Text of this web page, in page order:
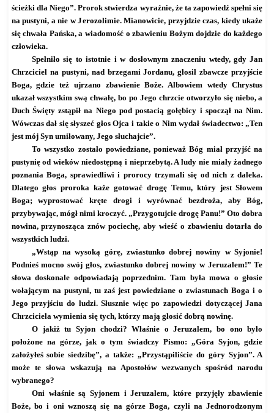
ścieżki dla Niego”. Prorok stwierdza wyraźnie, że ta zapowiedź spełni się
na pustyni, a nie w Jerozolimie. Mianowicie, przyjdzie czas, kiedy ukaże
się chwała Pańska, a wiadomość o zbawieniu Bożym dojdzie do każdego
człowieka.
Spełniło się to istotnie i w dosłownym znaczeniu wtedy, gdy Jan
Chrzciciel na pustyni, nad brzegami Jordanu, głosił zbawcze przyjście
Boga, gdzie też ujrzano zbawienie Boże. Albowiem wtedy Chrystus
ukazał wszystkim swą chwałę, bo po Jego chrzcie otworzyło się niebo, a
Duch Święty zstąpił na Niego pod postacią gołębicy i spoczął na Nim.
Wówczas dał się słyszeć głos Ojca i takie o Nim wydał świadectwo: „Ten
jest mój Syn umiłowany, Jego słuchajcie”.
To wszystko zostało powiedziane, ponieważ Bóg miał przyjść na
pustynię od wieków niedostępną i nieprzebytą. A ludy nie miały żadnego
poznania Boga, sprawiedliwi i prorocy trzymali się od nich z daleka.
Dlatego głos proroka każe gotować drogę Temu, który jest Słowem
Boga; wyprostować kręte drogi i wyrównać bezdroża, aby Bóg,
przybywając, mógł nimi kroczyć. „Przygotujcie drogę Panu!” Oto dobra
nowina, przynosząca znów pociechę, aby wieść o zbawieniu dotarła do
wszystkich ludzi.
„Wstąp na wysoką górę, zwiastunko dobrej nowiny w Syjonie!
Podnieś mocno swój głos, zwiastunko dobrej nowiny w Jeruzalem!” Te
słowa doskonale odpowiadają poprzednim. Tam była mowa o głosie
wołającym na pustyni, tu zaś jest powiedziane o zwiastunach Boga i o
Jego przyjściu do ludzi. Słusznie więc po zapowiedzi dotyczącej Jana
Chrzciciela wymienia się tych, którzy mają głosić dobrą nowinę.
O jakiż tu Syjon chodzi? Właśnie o Jeruzalem, bo ono było
położone na górze, jak o tym świadczy Pismo: „Góra Syjon, gdzie
założyłeś sobie siedzibę”, a także: „Przystąpiliście do góry Syjon”. A
może te słowa wskazują na Apostołów wezwanych spośród narodu
wybranego?
Oni właśnie są Syjonem i Jeruzalem, które przyjęły zbawienie
Boże, bo i oni wznoszą się na górze Boga, czyli na Jednorodzonym